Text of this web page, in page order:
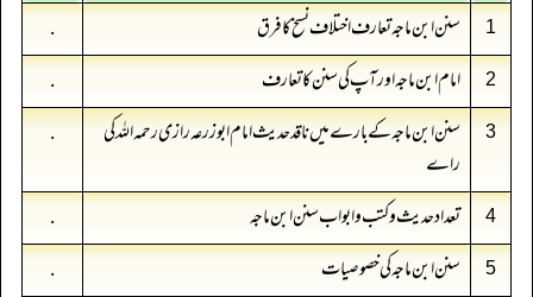
1 سنن ابن ماجہ تعارف اختلاف نسخ کا فرق .
2 امام ابن ماجہ اور آپ کی سنن کا تعارف .
3
سنن ابن ماجہ کے بارے میں ناقد حدیث امام ابو زرعہ رازی رحمہ اللہ کی
راے
.
4 تعداد حدیث وکتب و ابواب سنن ابن ماجہ .
5 سنن ابن ماجہ کی خصوصیات .